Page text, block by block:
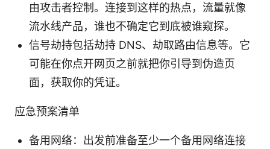
由攻击者控制。连接到这样的热点，流量就像
流水线产品，谁也不确定它到底被谁窥探。
信号劫持包括劫持 DNS、劫取路由信息等。它
可能在你点开网页之前就把你引导到伪造页
面，获取你的凭证。
应急预案清单
备用网络：出发前准备至少一个备用网络连接